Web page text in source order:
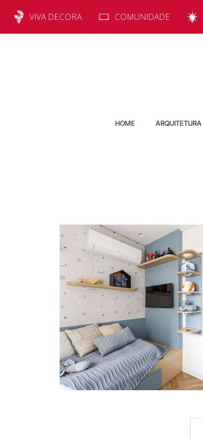
VIVA DECORA COMUNIDADE
HOME ARQUITETURA